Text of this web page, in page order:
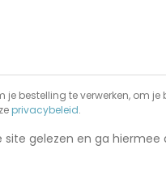
bestelling te verwerken, om
privacybeleid.
site gelezen en ga hiermee